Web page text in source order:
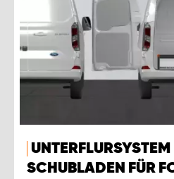
SCHUBLADEN FÜR